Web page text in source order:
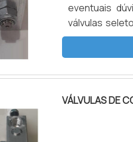
eventuais
válvulas
poderá
VÁLVULAS DE